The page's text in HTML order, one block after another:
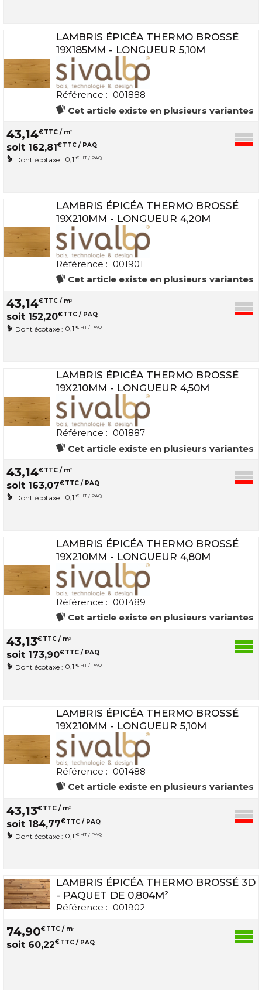
LAMBRIS ÉPICÉA THERMO BROSSÉ
19X185MM - LONGUEUR 5,10M
Référence : 001888
Cet article existe en plusieurs variantes
43,14€TTC / m2
soit 162,81 €TTC / PAQ
Dont écotaxe : 0,1 € HT / PAQ
LAMBRIS ÉPICÉA THERMO BROSSÉ
19X210MM - LONGUEUR 4,20M
Référence : 001901
Cet article existe en plusieurs variantes
43,14€TTC / m2
soit 152,20€TTC / PAQ
Dont écotaxe : 0,1 € HT / PAQ
LAMBRIS ÉPICÉA THERMO BROSSÉ
19X210MM - LONGUEUR 4,50M
Référence : 001887
Cet article existe en plusieurs variantes
43,14€TTC / m2
soit 163,07€TTC / PAQ
Dont écotaxe : 0,1 € HT / PAQ
LAMBRIS ÉPICÉA THERMO BROSSÉ
19X210MM - LONGUEUR 4,80M
Référence : 001489
Cet article existe en plusieurs variantes
43,13€TTC / m2
soit 173,90€TTC / PAQ
Dont écotaxe : 0,1 € HT / PAQ
LAMBRIS ÉPICÉA THERMO BROSSÉ
19X210MM - LONGUEUR 5,10M
Référence : 001488
Cet article existe en plusieurs variantes
43,13€TTC / m2
soit 184,77€TTC / PAQ
Dont écotaxe : 0,1 € HT / PAQ
LAMBRIS ÉPICÉA THERMO BROSSÉ 3D
- PAQUET DE 0,804M²
Référence : 001902
74,90€TTC / m2
soit 60,22€TTC / PAQ